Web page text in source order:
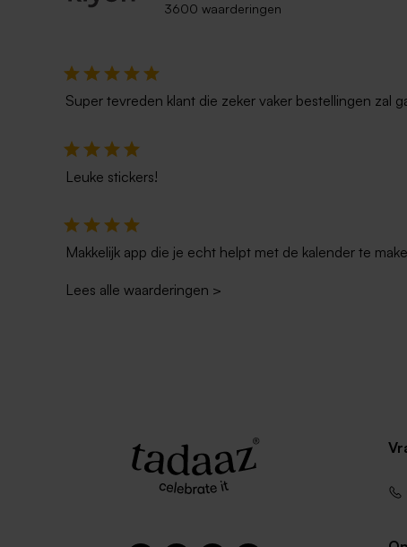
Snoepzak van mat papier
3600 waarderingen
Super tevreden klant die zeker vaker bestellingen zal
Leuke stickers!
Makkelijk app die je echt helpt met de kalender te
Lees alle waarderingen >